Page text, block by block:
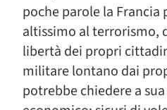
poche parole la Francia
altissimo al terrorismo,
libertà dei propri
militare lontano dai
potrebbe chiedere a